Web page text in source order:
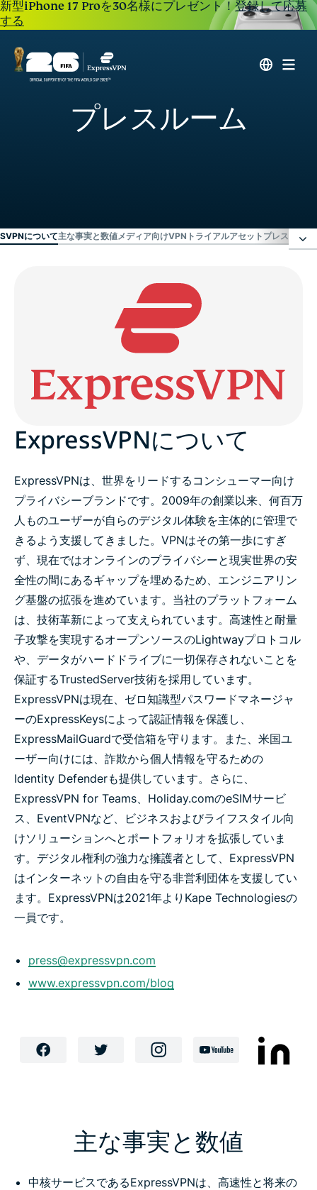
新型iPhone 17 Proを30名様にプレゼント！登録して応募
する
プレスルーム
について主な事実と数値メディア向けVPNトライアルアセット プレスリリー
プレスリリース
ExpressVPNについて
ExpressVPNは、世界をリードするコンシューマー向け
プライバシーブランドです。2009年の創業以来、何百万
人ものユーザーが自らのデジタル体験を主体的に管理で
きるよう支援してきました。VPNはその第一歩にすぎ
ず、現在ではオンラインのプライバシーと現実世界の安
全性の間にあるギャップを埋めるため、エンジニアリン
グ基盤の拡張を進めています。 当社のプラットフォーム
は、技術革新によって支えられています。高速性と耐量
子攻撃を実現するオープンソースのLightwayプロトコル
や、データがハードドライブに一切保存されないことを
保証するTrustedServer技術を採用しています。
ExpressVPNは現在、ゼロ知識型パスワードマネージャ
ーのExpressKeysによって認証情報を保護し、
ExpressMailGuardで受信箱を守ります。また、米国ユ
ーザー向けには、詐欺から個人情報を守るための
Identity Defenderも提供しています。さらに、
ExpressVPN for Teams、Holiday.comのeSIMサービ
ス、EventVPNなど、ビジネスおよびライフスタイル向
けソリューションへとポートフォリオを拡張していま
す。 デジタル権利の強力な擁護者として、ExpressVPN
はインターネットの自由を守る非営利団体を支援してい
ます。ExpressVPNは2021年よりKape Technologiesの
一員です。
press@expressvpn.com
www.expressvpn.com/blog
主な事実と数値
中核サービスであるExpressVPNは、高速性と将来の